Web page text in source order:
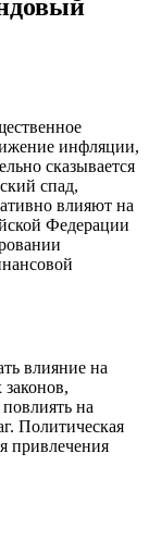
инфляции,
сказывается
спад,
влияют на
Федерации
влияние на
на
Политическая
привлечения